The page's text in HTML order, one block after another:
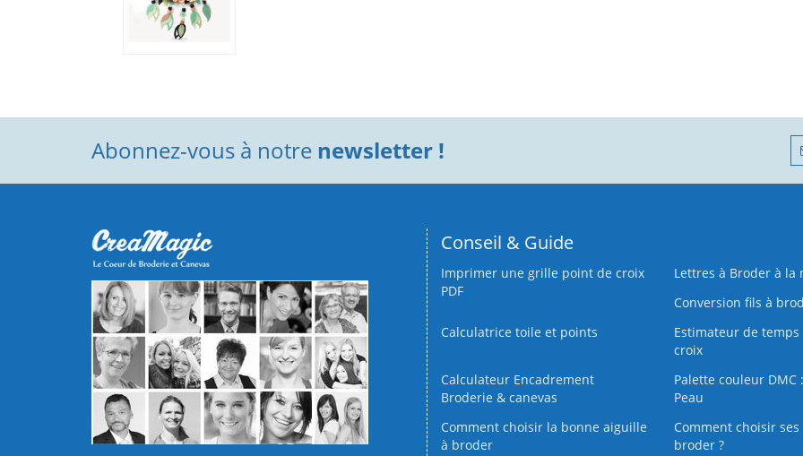
Abonnez-vous à notre newsletter !
Conseil & Guide
Imprimer une grille point de croix
PDF
Lettres à Broder à la
Conversion fils à
Calculatrice toile et points
Estimateur de temps
croix
Calculateur Encadrement
Broderie & canevas
Palette couleur DMC
Peau
Comment choisir la bonne aiguille
à broder
Comment choisir ses
broder ?